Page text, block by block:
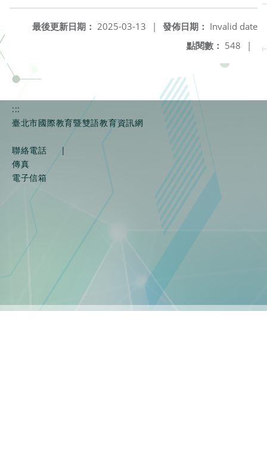
發佈日期： Invalid date
最後更新日期： 2025-03-13
|
點閱數： 548 |
:::
臺北市國際教育暨雙語教育資訊網
聯絡電話
|
傳真
電子信箱